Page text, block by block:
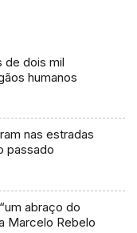
de dois mil
humanos
nas estradas
passado
abraço do
Marcelo Rebelo